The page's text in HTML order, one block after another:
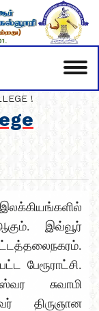
!
இவ்வூர்
பேரூராட்சி.
சுவாமி
திருஞான